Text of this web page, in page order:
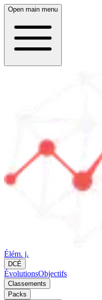
Open main menu
Élém. j.
DCÉ
ÉvolutionsObjectifs
Classements
Packs